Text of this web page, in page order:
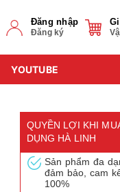
Đăng nhập
Đăng ký
YOUTUBE
QUYỀN LỢI KHI
DỤNG HÀ LINH
Sản phẩm đa
đảm bảo, cam
100%